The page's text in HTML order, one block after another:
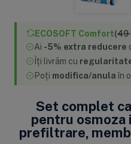
ECOSOFT Comfort(49
Ai -5% extra reducere
Îți livrăm cu
Poți modifica/anula în
Set complet
pentru osmoza
prefiltrare,